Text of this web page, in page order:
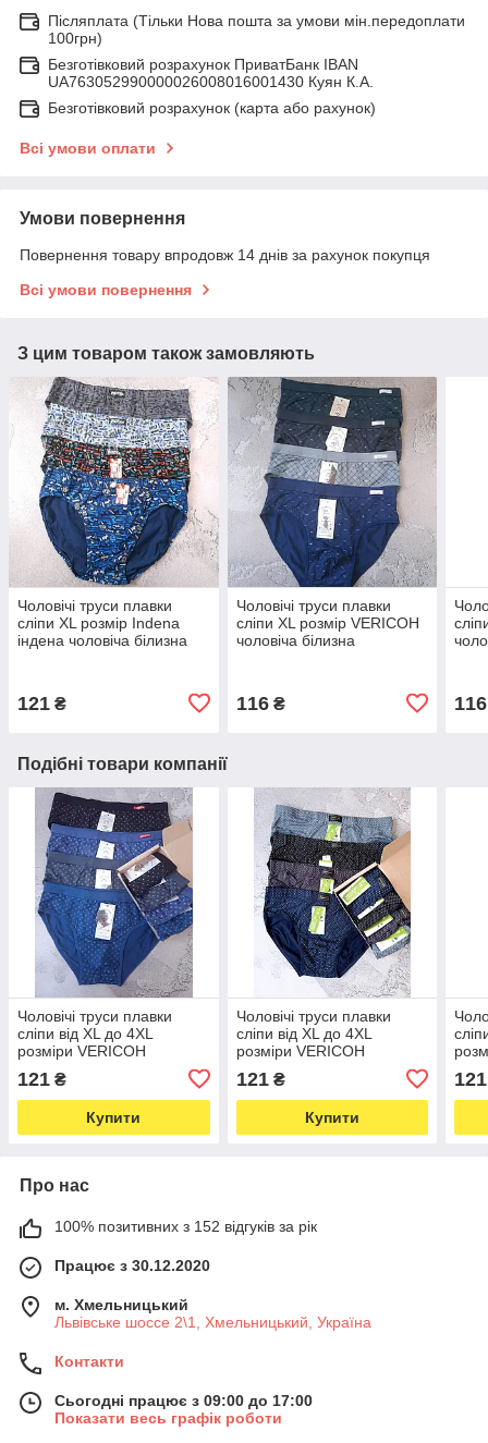
Післяплата (Тільки Нова пошта за умови мін.передоплати
100грн)
Безготівковий розрахунок ПриватБанк IBAN
UA763052990000026008016001430 Куян К.А.
Безготівковий розрахунок (карта або рахунок)
Всі умови оплати
Умови повернення
Повернення товару впродовж 14 днів за рахунок покупця
Всі умови повернення
З цим товаром також замовляють
Чоловічі труси плавки
сліпи XL розмір Indena
індена чоловіча білизна
121 ₴
Чоловічі труси плавки
сліпи XL розмір VERICOH
чоловіча білизна
116₴ 116
Подібні товари компанії
Чоловічі труси плавки
сліпи від XL до 4XL
розміри VERICOH
121 ₴
Купити
Чоловічі труси плавки
сліпи від XL до 4XL
розміри VERICOH
121₴
Купити
121
Про нас
100% позитивних з 152 відгуків за рік
Працює з 30.12.2020
м. Хмельницький
Львівське шоссе 2\1, Хмельницький, Україна
Контакти
Сьогодні працює з 09:00 до 17:00
Показати весь графік роботи